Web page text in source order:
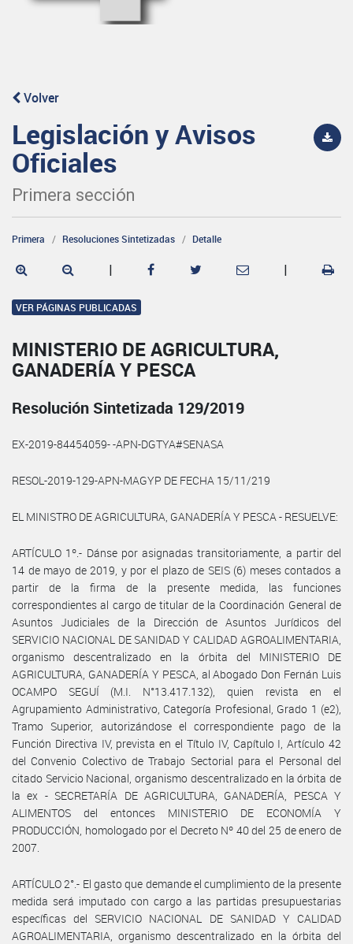
Volver
Legislación y Avisos
Oficiales
Primera sección
Primera Resoluciones Sintetizadas Detalle
| |
VER PÁGINAS PUBLICADAS
MINISTERIO DE AGRICULTURA,
GANADERÍA Y PESCA
Resolución Sintetizada 129/2019
EX-2019-84454059- -APN-DGTYA#SENASA
RESOL-2019-129-APN-MAGYP DE FECHA 15/11/219
EL MINISTRO DE AGRICULTURA, GANADERÍA Y PESCA - RESUELVE:
ARTÍCULO 1º.- Dánse por asignadas transitoriamente, a partir del
14 de mayo de 2019, y por el plazo de SEIS (6) meses contados a
partir de la firma de la presente medida, las funciones
correspondientes al cargo de titular de la Coordinación General de
Asuntos Judiciales de la Dirección de Asuntos Jurídicos del
SERVICIO NACIONAL DE SANIDAD Y CALIDAD AGROALIMENTARIA,
organismo descentralizado en la órbita del MINISTERIO DE
AGRICULTURA, GANADERÍA Y PESCA, al Abogado Don Fernán Luis
OCAMPO SEGUÍ (M.I. N°13.417.132), quien revista en el
Agrupamiento Administrativo, Categoría Profesional, Grado 1 (e2),
Tramo Superior, autorizándose el correspondiente pago de la
Función Directiva IV, prevista en el Título IV, Capítulo I, Artículo 42
del Convenio Colectivo de Trabajo Sectorial para el Personal del
citado Servicio Nacional, organismo descentralizado en la órbita de
la ex - SECRETARÍA DE AGRICULTURA, GANADERÍA, PESCA Y
ALIMENTOS del entonces MINISTERIO DE ECONOMÍA Y
PRODUCCIÓN, homologado por el Decreto Nº 40 del 25 de enero de
2007.
ARTÍCULO 2°.- El gasto que demande el cumplimiento de la presente
medida será imputado con cargo a las partidas presupuestarias
específicas del SERVICIO NACIONAL DE SANIDAD Y CALIDAD
AGROALIMENTARIA, organismo descentralizado en la órbita del